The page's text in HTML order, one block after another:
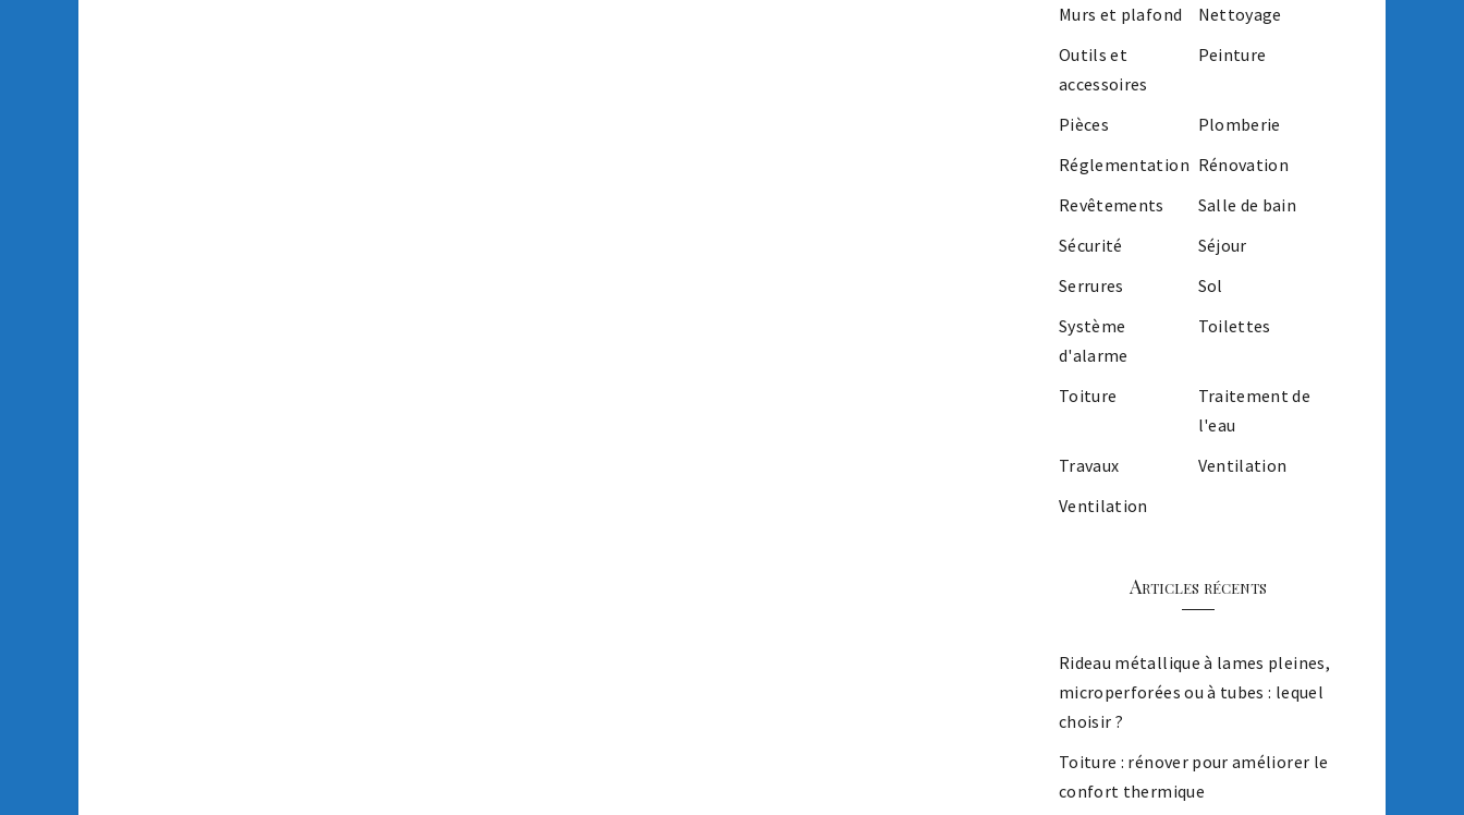
Murs et plafond
Nettoyage
Outils et
accessoires
Peinture
Pièces
Plomberie
Réglementation Rénovation
Revêtements
Salle de bain
Sécurité
Séjour
Serrures
Sol
Système
d'alarme
Toilettes
Toiture
Traitement de
l'eau
Travaux
Ventilation
Ventilation
Articles récents
Rideau métallique à lames pleines,
microperforées ou à tubes : lequel
choisir ?
Toiture : rénover pour améliorer le
confort thermique